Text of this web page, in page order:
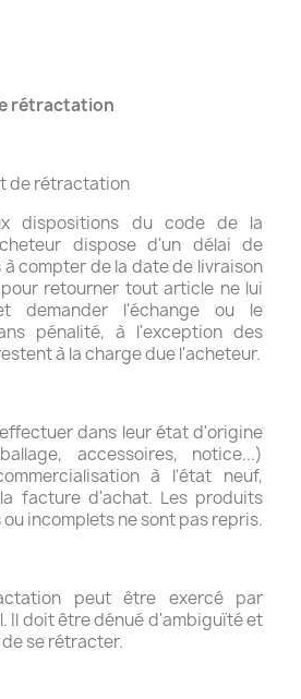
rétractation
de rétractation
dispositions du code de la
dispose d'un délai de
compter de la date de livraison
retourner tout article ne lui
demander l'échange ou le
pénalité, à l'exception des
à la charge due l'acheteur.
dans leur état d'origine
accessoires, notice...)
à l'état neuf,
facture d'achat. Les produits
incomplets ne sont pas repris.
peut être exercé par
Il doit être dénué d'ambiguïté et
se rétracter.